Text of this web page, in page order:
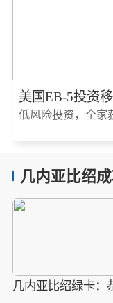
美国EB-5投资
低风险投资，全家
几内亚比绍